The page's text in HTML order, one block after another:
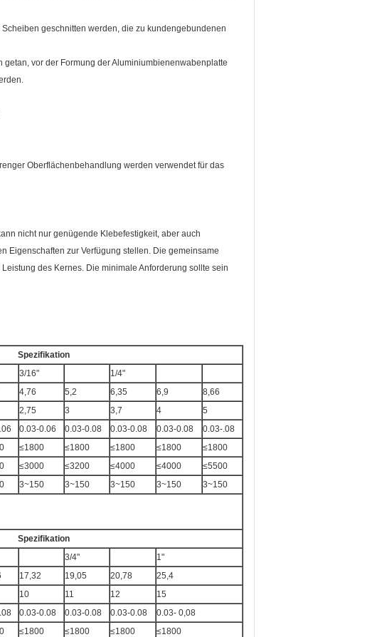
geschnitten werden, die zu kundengebundenen
vor der Formung der Aluminiumbienenwabenplatte
Oberflächenbehandlung werden verwendet für das
nicht nur genügende Klebefestigkeit, aber auch
Eigenschaften zur Verfügung stellen. Die gemeinsame
des Kernes. Die minimale Anforderung sollte sein
Spezifikation
3/16"
1/4"
4,76 5,2 6,35 6,9
8,66
2,75 3 3,7 4
5
0.03-0.06 0.03-0.08 0.03-0.08 0.03-0.08
0.03-.08
≤1800 ≤1800 ≤1800 ≤1800
≤1800
≤3000 ≤3200 ≤4000 ≤4000
≤5500
3~150 3~150 3~150 3~150 3~150
Spezifikation
3/4"
1"
17,32 19,05 20,78
25,4
10 11 12
15
0.03-0.08 0.03-0.08 0.03-0.08
0.03- 0,08
≤1800 ≤1800 ≤1800
≤1800